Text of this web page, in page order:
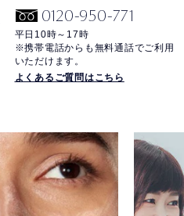
0120-950-771
平日10時～17時
※携帯電話からも無料通話でご利用
いただけます。
よくあるご質問はこちら